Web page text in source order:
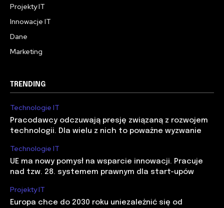
Projekty IT
Innowacje IT
Dane
Marketing
TRENDING
Technologie IT
Pracodawcy odczuwają presję związaną z rozwojem
technologii. Dla wielu z nich to poważne wyzwanie
Technologie IT
UE ma nowy pomysł na wsparcie innowacji. Pracuje
nad tzw. 28. systemem prawnym dla start-upów
Projekty IT
Europa chce do 2030 roku uniezależnić się od